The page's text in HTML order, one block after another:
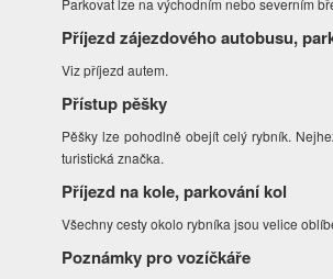
Parkovat lze na východním nebo severním
Příjezd zájezdového autobusu,
Viz příjezd autem.
Přístup pěšky
Pěšky lze pohodlně obejít celý rybník.
turistická značka.
Příjezd na kole, parkování kol
Všechny cesty okolo rybníka jsou velice
Poznámky pro vozíčkáře